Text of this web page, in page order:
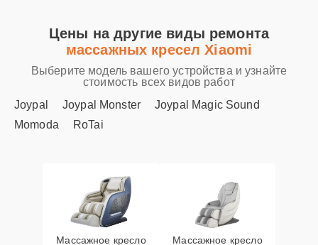
Цены на другие виды ремонта
массажных кресел Xiaomi
Выберите модель вашего устройства и узнайте
стоимость всех видов работ
Joypal
Joypal Monster
Joypal Magic Sound
Momoda
RoTai
Массажное кресло Массажное кресло